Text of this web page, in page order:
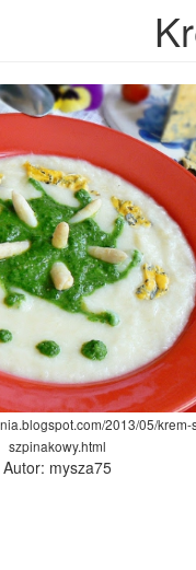
2013/05/
szpinakowy.html
Autor: mysza75